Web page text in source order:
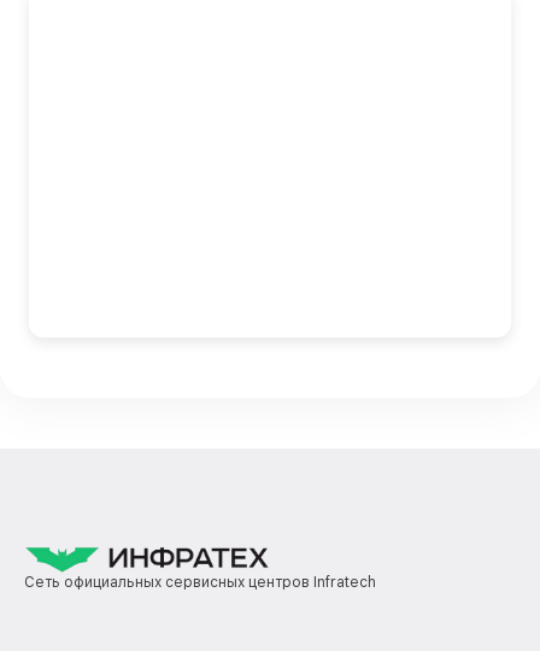
Сеть официальных сервисных центров Infratech